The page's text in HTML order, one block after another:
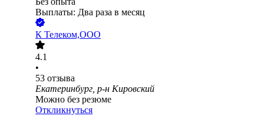
Выплаты: Два раза в месяц
К Телеком,ООО
4.1
•
53 отзыва
Екатеринбург, р-н Кировский
Можно без резюме
Откликнуться